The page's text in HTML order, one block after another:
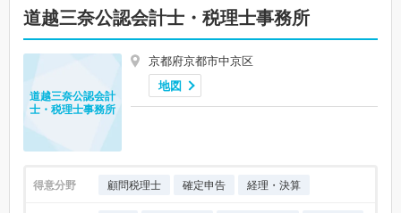
道越三奈公認会計士・税理士事務所
京都府京都市中京区
地図
道越三奈公認会計
士・税理士事務所
得意分野 顧問税理士 確定申告 経理・決算